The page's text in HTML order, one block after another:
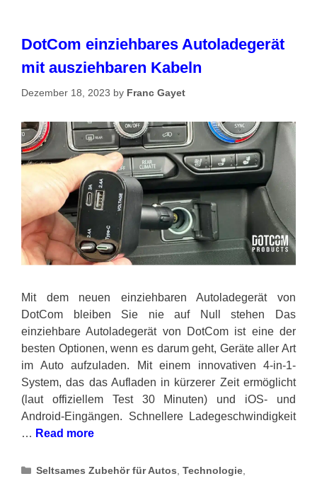
DotCom einziehbares Autoladegerät
mit ausziehbaren Kabeln
Dezember 18, 2023 by Franc Gayet
Mit dem neuen einziehbaren Autoladegerät von
DotCom bleiben Sie nie auf Null stehen Das
einziehbare Autoladegerät von DotCom ist eine der
besten Optionen, wenn es darum geht, Geräte aller Art
im Auto aufzuladen. Mit einem innovativen 4-in-1-
System, das das Aufladen in kürzerer Zeit ermöglicht
(laut offiziellem Test 30 Minuten) und iOS- und
Android-Eingängen. Schnellere Ladegeschwindigkeit
… Read more
Categories
Seltsames Zubehör für Autos ,Technologie